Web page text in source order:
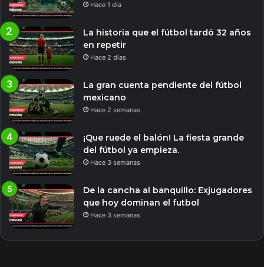
Hace 1 día
La historia que el fútbol tardó 32 años
en repetir
Hace 2 días
La gran cuenta pendiente del fútbol
mexicano
Hace 2 semanas
¡Que ruede el balón! La fiesta grande
del fútbol ya empieza.
Hace 3 semanas
De la cancha al banquillo: Exjugadores
que hoy dominan el futbol
Hace 3 semanas